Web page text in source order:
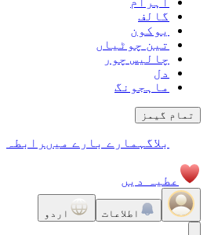
گالف
يوكون
تین چوٹیاں
چالیس چور
دل
ماہجونگ
تمام گیمز
بلاگ ہمارے بارے میں رابطہ
عطیہ دیں
اطلاعات اردو